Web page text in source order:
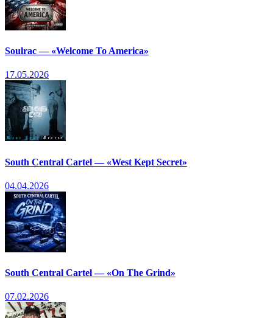
Soulrac — «Welcome To America»
17.05.2026
South Central Cartel — «West Kept Secret»
04.04.2026
South Central Cartel — «On The Grind»
07.02.2026